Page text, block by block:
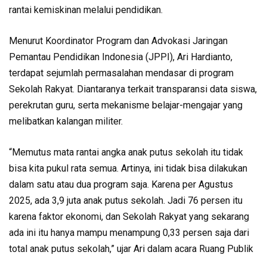
rantai kemiskinan melalui pendidikan.
Menurut Koordinator Program dan Advokasi Jaringan
Pemantau Pendidikan Indonesia (JPPI), Ari Hardianto,
terdapat sejumlah permasalahan mendasar di program
Sekolah Rakyat. Diantaranya terkait transparansi data siswa,
perekrutan guru, serta mekanisme belajar-mengajar yang
melibatkan kalangan militer.
“Memutus mata rantai angka anak putus sekolah itu tidak
bisa kita pukul rata semua. Artinya, ini tidak bisa dilakukan
dalam satu atau dua program saja. Karena per Agustus
2025, ada 3,9 juta anak putus sekolah. Jadi 76 persen itu
karena faktor ekonomi, dan Sekolah Rakyat yang sekarang
ada ini itu hanya mampu menampung 0,33 persen saja dari
total anak putus sekolah,” ujar Ari dalam acara Ruang Publik